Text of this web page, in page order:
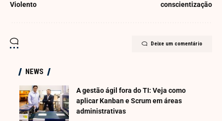
Violento
conscientização
Deixe um comentário
NEWS
A gestão ágil fora do TI: Veja como
aplicar Kanban e Scrum em áreas
administrativas